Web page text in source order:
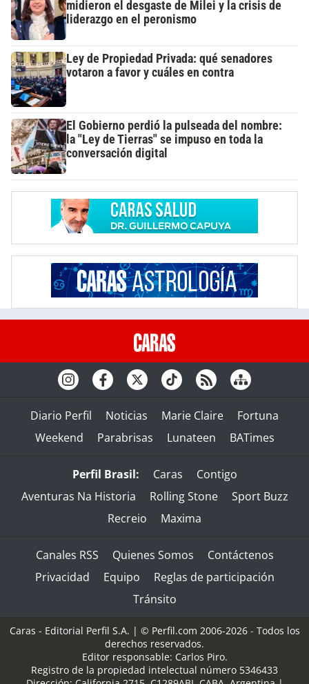
midieron el desgaste de Milei y la crisis de
liderazgo en el peronismo
Ley de Propiedad Privada: qué senadores
votaron a favor y cuáles en contra
El Gobierno perdió la pulseada del nombre:
la "Ley de Tierras" se impuso en toda la
conversación digital
Diario Perfil Noticias Marie Claire
Fortuna
Weekend
Parabrisas Lunateen BATimes
Perfil Brasil: Caras
Contigo
Aventuras Na Historia
Rolling Stone
Sport Buzz
Recreio
Maxima
Canales RSS Quienes Somos
Contáctenos
Privacidad
Equipo
Reglas de participación
Tránsito
Caras - Editorial Perfil S.A. | © Perfil.com 2006-2026 - Todos los
derechos reservados.
Editor responsable: Carlos Piro.
Registro de la propiedad intelectual número 5346433